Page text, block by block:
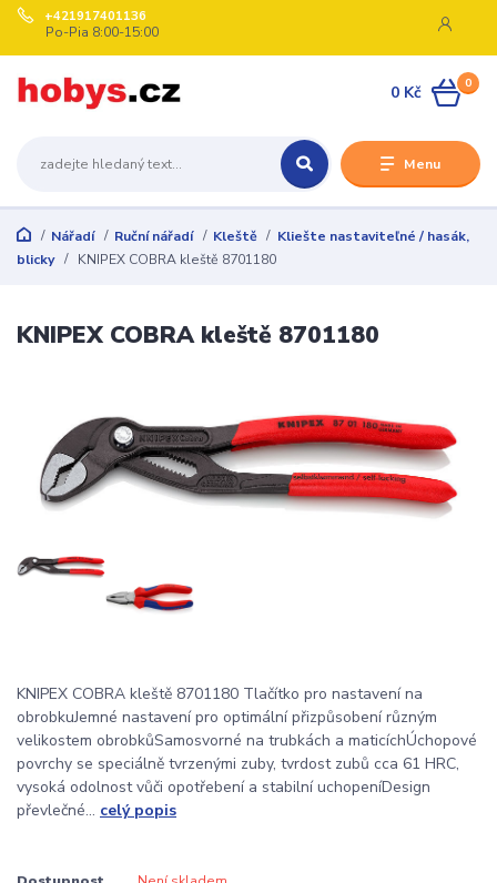
Menu
+421917401136
Po-Pia 8:00-15:00
0
0 Kč
Nářadí Ruční nářadí Kleště
Kliešte nastaviteľné / hasák,
blicky
KNIPEX COBRA kleště 8701180
KNIPEX COBRA kleště 8701180
KNIPEX COBRA kleště 8701180 Tlačítko pro nastavení na
obrobkuJemné nastavení pro optimální přizpůsobení různým
velikostem obrobkůSamosvorné na trubkách a maticíchÚchopové
povrchy se speciálně tvrzenými zuby, tvrdost zubů cca 61 HRC,
vysoká odolnost vůči opotřebení a stabilní uchopeníDesign
převlečné... celý popis